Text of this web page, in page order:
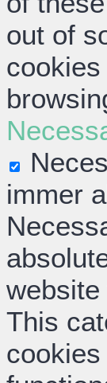
out of
immer
website
This